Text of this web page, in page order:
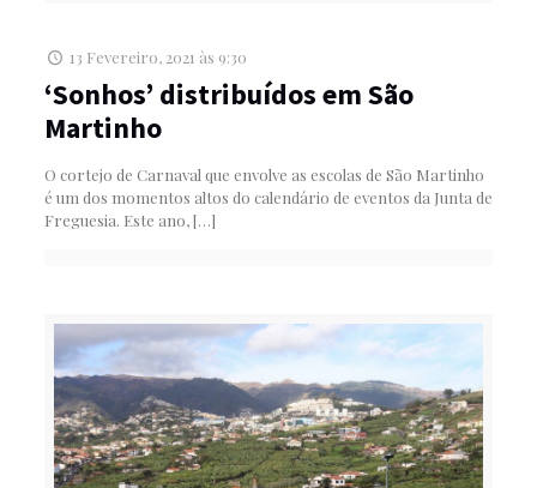
13 Fevereiro, 2021 às 9:30
‘Sonhos’ distribuídos em São
Martinho
O cortejo de Carnaval que envolve as escolas de São Martinho
é um dos momentos altos do calendário de eventos da Junta de
Freguesia. Este ano,[…]